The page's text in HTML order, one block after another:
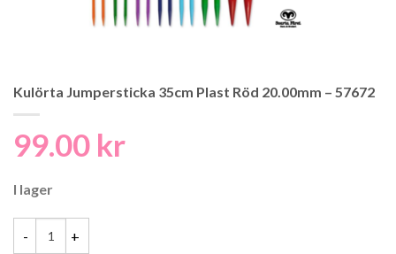
Kulörta Jumpersticka 35cm Plast Röd 20.00mm – 57672
99.00 kr
I lager